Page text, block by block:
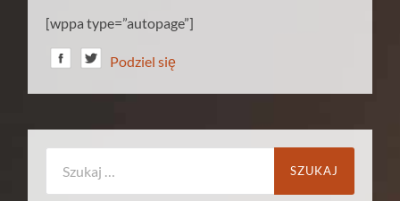
[wppa type=”autopage”]
Podziel się